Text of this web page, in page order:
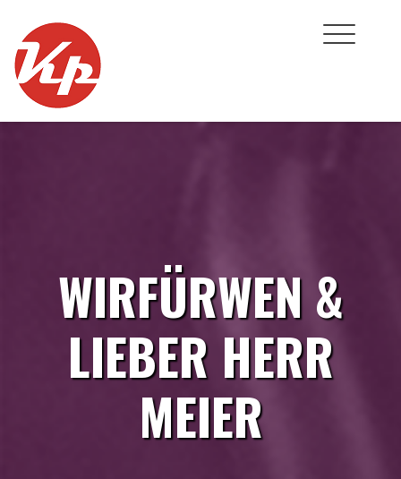
content
WIRFÜRWEN &
LIEBER HERR
MEIER